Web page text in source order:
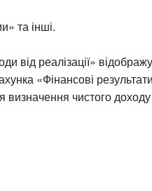
та інші.
від реалізації»
«Фінансові
визначення чистого